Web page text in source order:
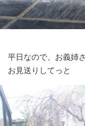
平日なので、お義姉
お見送りしてっと